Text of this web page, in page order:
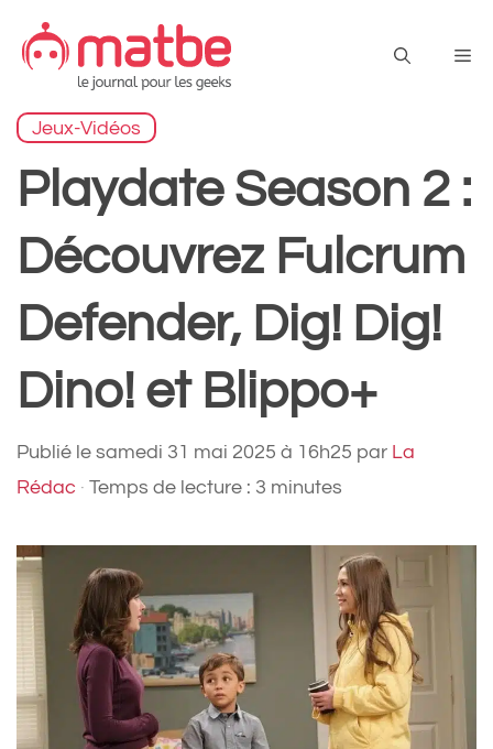
contenu
Jeux-Vidéos
Playdate Season 2 :
Découvrez Fulcrum
Defender, Dig! Dig!
Dino! et Blippo+
Publié le samedi 31 mai 2025 à 16h25 par La
Rédac · Temps de lecture : 3 minutes